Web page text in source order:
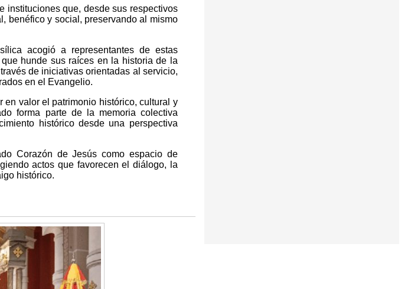
instituciones que, desde sus respectivos
benéfico y social, preservando al mismo
acogió a representantes de estas
hunde sus raíces en la historia de la
de iniciativas orientadas al servicio,
en el Evangelio.
en valor el patrimonio histórico, cultural y
forma parte de la memoria colectiva
histórico desde una perspectiva
Corazón de Jesús como espacio de
actos que favorecen el diálogo, la
histórico.